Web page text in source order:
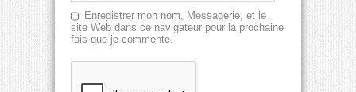
Enregistrer mon nom, Messagerie, et le
site Web dans ce navigateur pour la prochaine
fois que je commente.